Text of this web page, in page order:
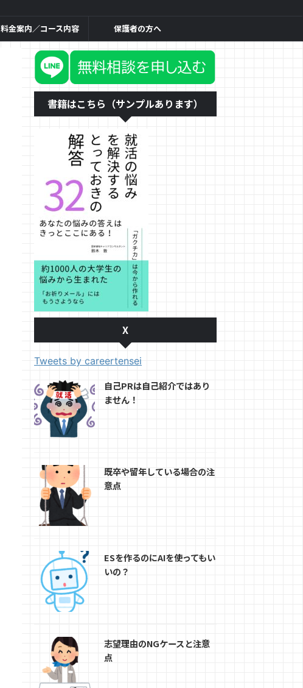
料金案内／コース内容 保護者の方へ
書籍はこちら（サンプルあります）
X
Tweets by careertensei
自己PRは自己紹介ではあり
ません！
既卒や留年している場合の注
意点
ESを作るのにAIを使ってもい
いの？
志望理由のNGケースと注意
点